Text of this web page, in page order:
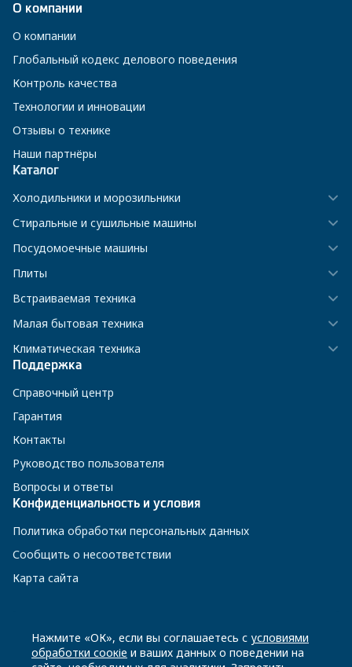
О компании
О компании
Глобальный кодекс делового поведения
Контроль качества
Технологии и инновации
Отзывы о технике
Наши партнёры
Каталог
Холодильники и морозильники
Стиральные и сушильные машины
Посудомоечные машины
Плиты
Встраиваемая техника
Малая бытовая техника
Климатическая техника
Поддержка
Справочный центр
Гарантия
Контакты
Руководство пользователя
Вопросы и ответы
Конфиденциальность и условия
Политика обработки персональных данных
Сообщить о несоответствии
Карта сайта
8 800 200-23-56
Нажмите «ОК», если вы соглашаетесь с условиями
обработки соокіе и ваших данных о поведении на